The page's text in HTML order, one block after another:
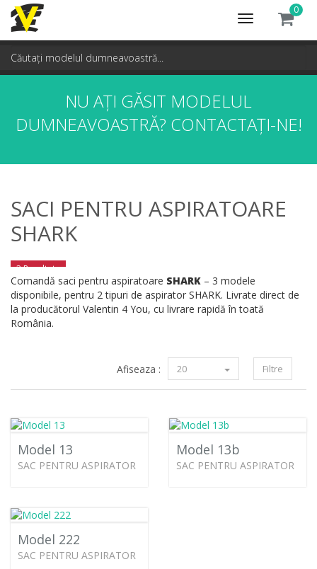
Toggle
navigation
0
NU AȚI GĂSIT MODELUL
DUMNEAVOASTRĂ? CONTACTAȚI-NE!
SACI PENTRU ASPIRATOARE
SHARK
3 Rezultate
Comandă saci pentru aspiratoare SHARK – 3 modele
disponibile, pentru 2 tipuri de aspirator SHARK. Livrate direct de
la producătorul Valentin 4 You, cu livrare rapidă în toată
România.
Filtre
Afiseaza : 20
Model 13
SAC PENTRU ASPIRATOR
Model 13b
SAC PENTRU ASPIRATOR
Model 222
SAC PENTRU ASPIRATOR